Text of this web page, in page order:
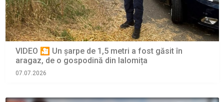
VIDEO 🎦 Un șarpe de 1,5 metri a fost găsit în
aragaz, de o gospodină din Ialomița
07.07.2026